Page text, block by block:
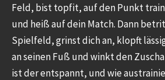
Feld, bist topfit, auf den Punkt
und heiß auf dein Match. Dann
Spielfeld, grinst dich an, klopft
an seinen Fuß und winkt den
ist der entspannt, und wie